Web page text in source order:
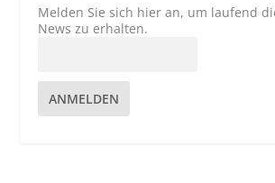
Melden Sie sich hier an, um laufend
News zu erhalten.
ANMELDEN